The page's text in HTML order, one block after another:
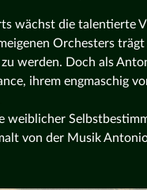
wächst die talentierte
Orchesters
werden. Doch als
ihrem engmaschig
weiblicher
von der Musik